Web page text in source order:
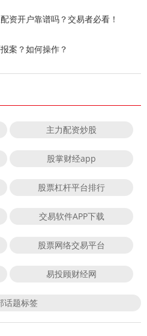
资开户靠谱吗？交易者必看！
案？如何操作？
主力配资炒股
股掌财经app
股票杠杆平台排行
交易软件APP下载
股票网络交易平台
易投顾财经网
话题标签